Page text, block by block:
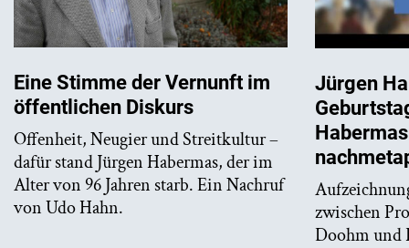
Eine Stimme der Vernunft im
öffentlichen Diskurs
Offenheit, Neugier und Streitkultur –
dafür stand Jürgen Habermas, der im
Alter von 96 Jahren starb. Ein Nachruf
von Udo Hahn.
Jürgen
zwischen
Doohm und